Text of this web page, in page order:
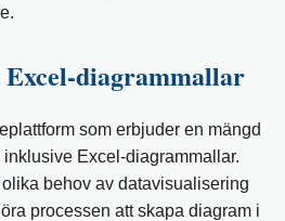
Excel-diagrammallar
som erbjuder en mängd
Excel-diagrammallar.
behov av datavisualisering
processen att skapa diagram i